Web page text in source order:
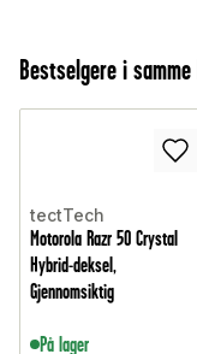
Bestselgere i
tectTech
Motorola Razr 50 Crystal
Hybrid-deksel,
Gjennomsiktig
På lager